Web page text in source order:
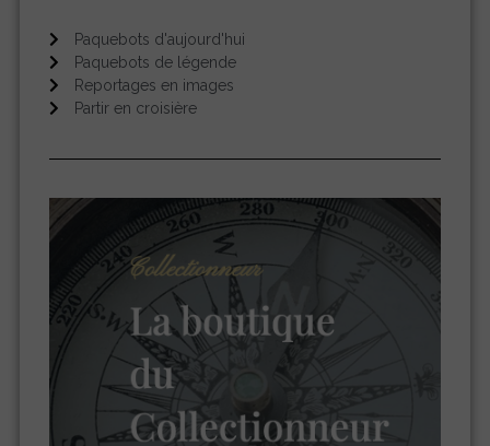
Paquebots d'aujourd'hui
Paquebots de légende
Reportages en images
Partir en croisière